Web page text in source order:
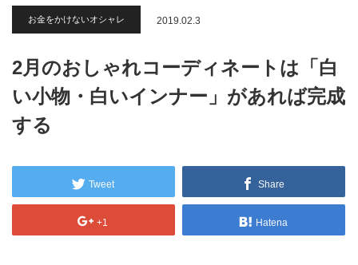
お金をかけないオシャレ 2019.02.3
2月のおしゃれコーディネートは「白
い小物・白いインナー」があれば完成
する
Tweet Share
+1 Hatena